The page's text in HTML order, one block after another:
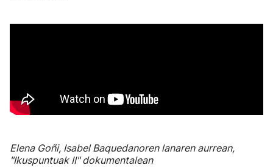
Elena Goñi, Isabel Baquedanoren lanaren aurrean,
"Ikuspuntuak II" dokumentalean